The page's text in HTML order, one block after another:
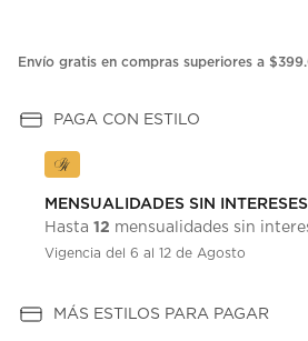
Envío gratis en compras superiores a
PAGA CON ESTILO
MENSUALIDADES SIN INTERESES
Hasta 12 mensualidades sin
Vigencia del 6 al 12 de Agosto
MÁS ESTILOS PARA PAGAR